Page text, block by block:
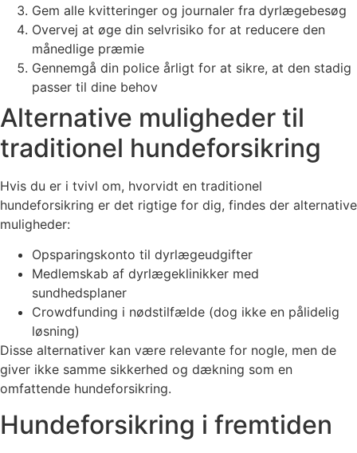
Gem alle kvitteringer og journaler fra dyrlægebesøg
Overvej at øge din selvrisiko for at reducere den
månedlige præmie
Gennemgå din police årligt for at sikre, at den stadig
passer til dine behov
Alternative muligheder til
traditionel hundeforsikring
Hvis du er i tvivl om, hvorvidt en traditionel
hundeforsikring er det rigtige for dig, findes der alternative
muligheder:
Opsparingskonto til dyrlægeudgifter
Medlemskab af dyrlægeklinikker med
sundhedsplaner
Crowdfunding i nødstilfælde (dog ikke en pålidelig
løsning)
Disse alternativer kan være relevante for nogle, men de
giver ikke samme sikkerhed og dækning som en
omfattende hundeforsikring.
Hundeforsikring i fremtiden